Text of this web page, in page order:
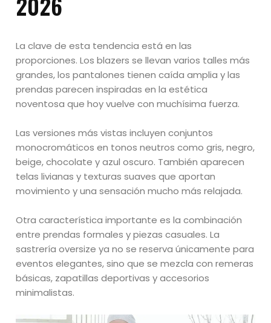
La clave de esta tendencia está en las
proporciones. Los blazers se llevan varios talles más
grandes, los pantalones tienen caída amplia y las
prendas parecen inspiradas en la estética
noventosa que hoy vuelve con muchísima fuerza.
Las versiones más vistas incluyen conjuntos
monocromáticos en tonos neutros como gris, negro,
beige, chocolate y azul oscuro. También aparecen
telas livianas y texturas suaves que aportan
movimiento y una sensación mucho más relajada.
Otra característica importante es la combinación
entre prendas formales y piezas casuales. La
sastrería oversize ya no se reserva únicamente para
eventos elegantes, sino que se mezcla con remeras
básicas, zapatillas deportivas y accesorios
minimalistas.